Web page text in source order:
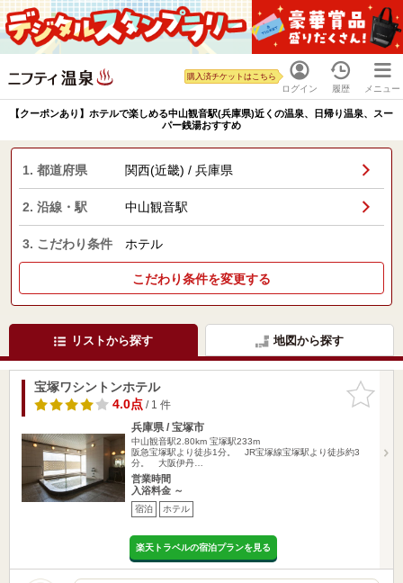
ログイン
購入済チケットはこちら
履歴 メニュー
【クーポンあり】ホテルで楽しめる中山観音駅(兵庫県)近くの温泉、日帰り温泉、スー
パー銭湯おすすめ
1. 都道府県 関西(近畿) / 兵庫県
2. 沿線・駅 中山観音駅
3. こだわり条件 ホテル
こだわり条件を変更する
リストから探す 地図から探す
お気に入
りに追加
宝塚ワシントンホテル
4.0点/ 1 件
兵庫県 / 宝塚市
中山観音駅2.80km 宝塚駅233m
阪急宝塚駅より徒歩1分。 JR宝塚線宝塚駅より徒歩約3
分。 大阪伊丹…
営業時間
入浴料金 ～
宿泊 ホテル
楽天トラベルの宿泊プランを見る